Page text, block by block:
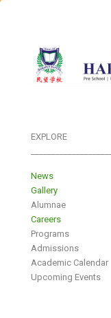
EXPLORE
News
Gallery
Alumnae
Careers
Programs
Admissions
Academic Calendar
Upcoming Events